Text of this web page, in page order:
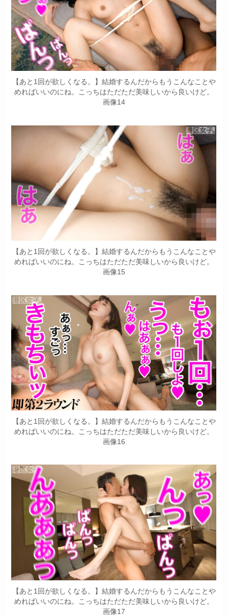
【あと1回が欲しくなる。】結婚するんだからもうこんなことや
めればいいのにね。こっちはただただ美味しいから良いけど。
画像14
【あと1回が欲しくなる。】結婚するんだからもうこんなことや
めればいいのにね。こっちはただただ美味しいから良いけど。
画像15
【あと1回が欲しくなる。】結婚するんだからもうこんなことや
めればいいのにね。こっちはただただ美味しいから良いけど。
画像16
【あと1回が欲しくなる。】結婚するんだからもうこんなことや
めればいいのにね。こっちはただただ美味しいから良いけど。
画像17